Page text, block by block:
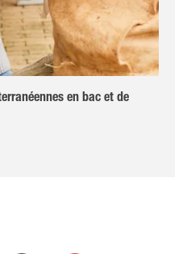
en bac et de